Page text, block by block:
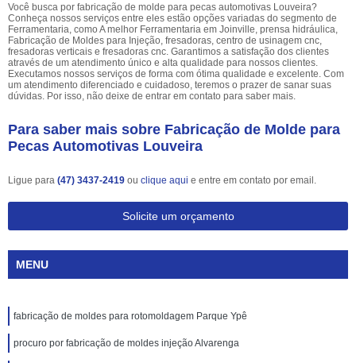
Você busca por fabricação de molde para pecas automotivas Louveira?
Conheça nossos serviços entre eles estão opções variadas do segmento de
Ferramentaria, como A melhor Ferramentaria em Joinville, prensa hidráulica,
Fabricação de Moldes para Injeção, fresadoras, centro de usinagem cnc,
fresadoras verticais e fresadoras cnc. Garantimos a satisfação dos clientes
através de um atendimento único e alta qualidade para nossos clientes.
Executamos nossos serviços de forma com ótima qualidade e excelente. Com
um atendimento diferenciado e cuidadoso, teremos o prazer de sanar suas
dúvidas. Por isso, não deixe de entrar em contato para saber mais.
Para saber mais sobre Fabricação de Molde para
Pecas Automotivas Louveira
Ligue para (47) 3437-2419 ou clique aqui e entre em contato por email.
Solicite um orçamento
MENU
fabricação de moldes para rotomoldagem Parque Ypê
procuro por fabricação de moldes injeção Alvarenga